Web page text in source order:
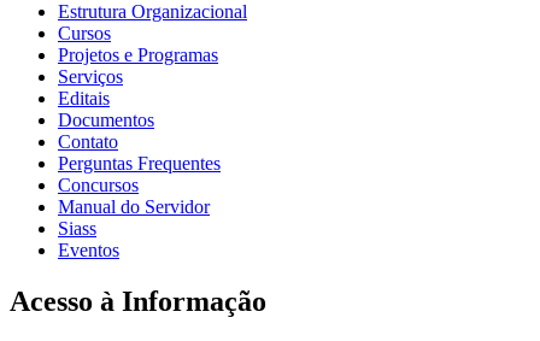
Estrutura Organizacional
Cursos
Projetos e Programas
Serviços
Editais
Documentos
Contato
Perguntas Frequentes
Concursos
Manual do Servidor
Siass
Eventos
Acesso à Informação